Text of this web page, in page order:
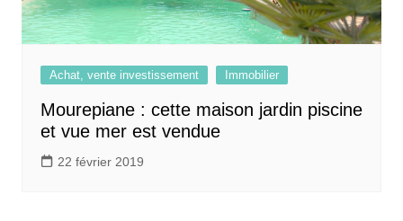
Achat, vente investissement Immobilier
Mourepiane : cette maison jardin piscine
et vue mer est vendue
22 février 2019